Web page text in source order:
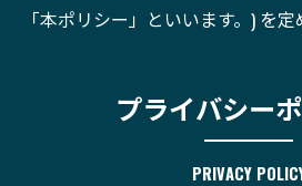
「本ポリシー」といいます。) を定
プライバシー
PRIVACY